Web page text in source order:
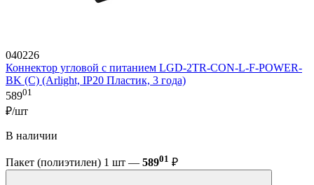
040226
Коннектор угловой с питанием LGD-2TR-CON-L-F-POWER-
BK (C) (Arlight, IP20 Пластик, 3 года)
58901
₽/шт
В наличии
Пакет (полиэтилен) 1 шт — 58901 ₽